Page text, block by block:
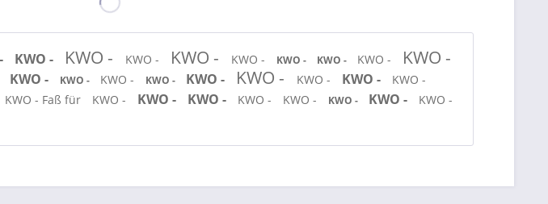
KWO - KWO - KWO - KWO - KWO - KWO - KWO - KWO - KWO -
KWO - KWO - KWO - KWO - KWO - KWO - KWO - KWO - KWO -
KWO - Faß für KWO - KWO - KWO - KWO - KWO - KWO - KWO - KWO -